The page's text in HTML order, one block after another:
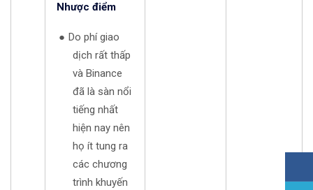
Nhược điểm
Do phí giao
dịch rất thấp
và Binance
đã là sàn nổi
tiếng nhất
hiện nay nên
họ ít tung ra
các chương
trình khuyến